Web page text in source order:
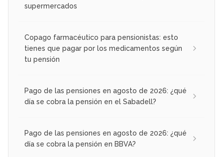
supermercados
Copago farmacéutico para pensionistas: esto
tienes que pagar por los medicamentos según
tu pensión
Pago de las pensiones en agosto de 2026: ¿qué
día se cobra la pensión en el Sabadell?
Pago de las pensiones en agosto de 2026: ¿qué
día se cobra la pensión en BBVA?